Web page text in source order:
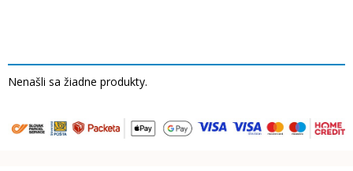
Nenašli sa žiadne produkty.